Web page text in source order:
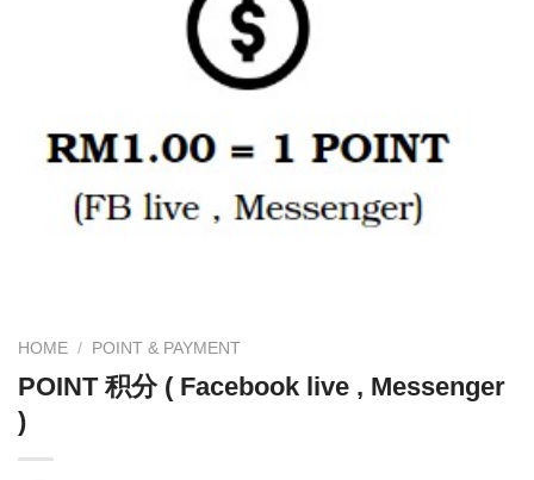
HOME / POINT & PAYMENT
POINT 积分 ( Facebook live , Messenger
)